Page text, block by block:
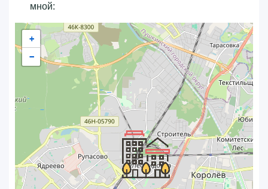
мной:
+
−